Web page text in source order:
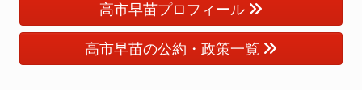
高市早苗プロフィール
高市早苗の公約・政策一覧